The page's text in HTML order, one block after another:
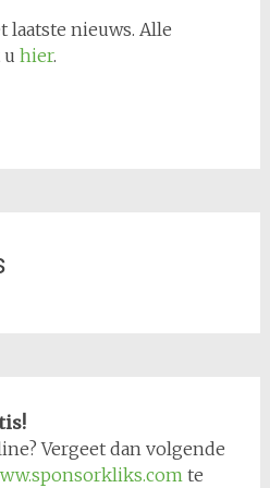
laatste nieuws. Alle
hier.
Vergeet dan volgende
te